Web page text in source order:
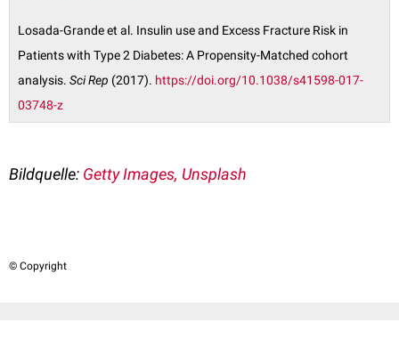
Losada-Grande et al. Insulin use and Excess Fracture Risk in
Patients with Type 2 Diabetes: A Propensity-Matched cohort
analysis. Sci Rep (2017). https://doi.org/10.1038/s41598-017-
03748-z
Bildquelle: Getty Images, Unsplash
© Copyright